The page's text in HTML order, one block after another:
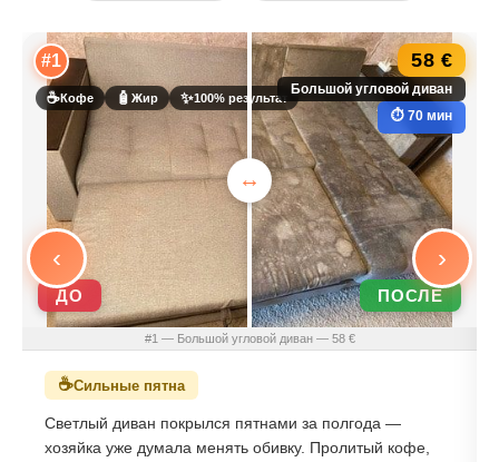
‹ ›
#1
☕Кофе 🧴 Жир ✨100% результат
58 €
Большой угловой диван
⏱ 70 мин
ДО ПОСЛЕ
#1 — Большой угловой диван — 58 €
☕Сильные пятна
Светлый диван покрылся пятнами за полгода —
хозяйка уже думала менять обивку. Пролитый кофе,